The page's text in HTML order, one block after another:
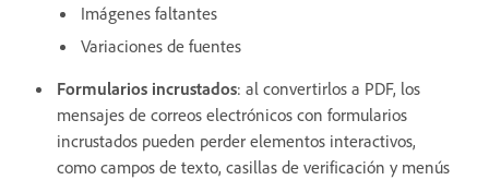
Imágenes faltantes
Variaciones de fuentes
Formularios incrustados: al convertirlos a PDF, los
mensajes de correos electrónicos con formularios
incrustados pueden perder elementos interactivos,
como campos de texto, casillas de verificación y menús